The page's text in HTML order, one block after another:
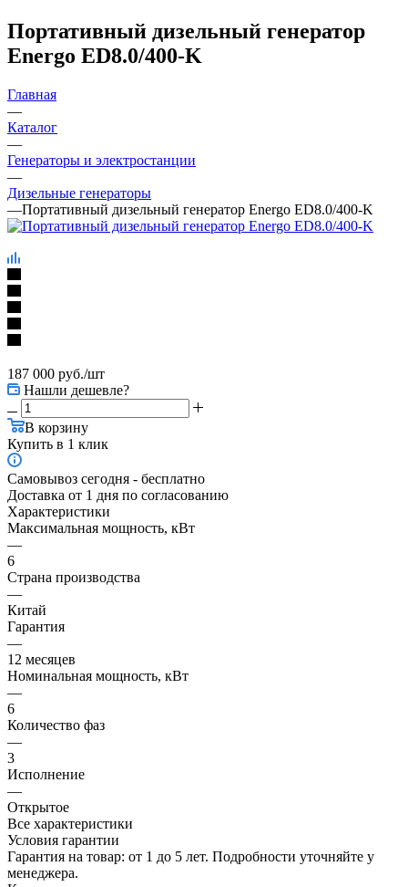
Портативный дизельный генератор
Energo ED8.0/400-K
Главная
—
Каталог
—
Генераторы и электростанции
—
Дизельные генераторы
—Портативный дизельный генератор Energo ED8.0/400-K
187 000 руб./шт
Нашли дешевле?
В корзину
Купить в 1 клик
Самовывоз сегодня - бесплатно
Доставка от 1 дня по согласованию
Характеристики
Максимальная мощность, кВт
—
6
Страна производства
—
Китай
Гарантия
—
12 месяцев
Номинальная мощность, кВт
—
6
Количество фаз
—
3
Исполнение
—
Открытое
Все характеристики
Условия гарантии
Гарантия на товар: от 1 до 5 лет. Подробности уточняйте у
менеджера.